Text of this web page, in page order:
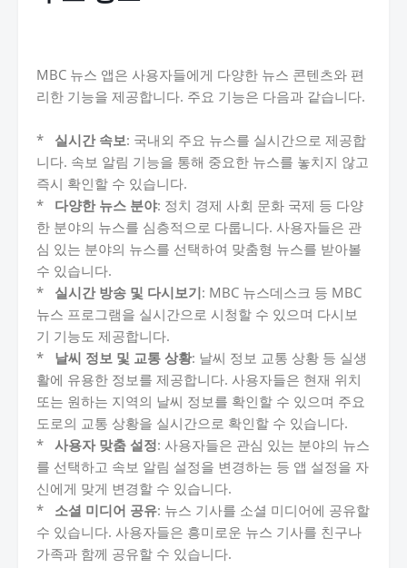
MBC 뉴스 앱은 사용자들에게 다양한 뉴스 콘텐츠와 편
리한 기능을 제공합니다. 주요 기능은 다음과 같습니다.
* 실시간 속보: 국내외 주요 뉴스를 실시간으로 제공합
니다. 속보 알림 기능을 통해 중요한 뉴스를 놓치지 않고
즉시 확인할 수 있습니다.
* 다양한 뉴스 분야: 정치 경제 사회 문화 국제 등 다양
한 분야의 뉴스를 심층적으로 다룹니다. 사용자들은 관
심 있는 분야의 뉴스를 선택하여 맞춤형 뉴스를 받아볼
수 있습니다.
* 실시간 방송 및 다시보기: MBC 뉴스데스크 등 MBC
뉴스 프로그램을 실시간으로 시청할 수 있으며 다시보
기 기능도 제공합니다.
* 날씨 정보 및 교통 상황: 날씨 정보 교통 상황 등 실생
활에 유용한 정보를 제공합니다. 사용자들은 현재 위치
또는 원하는 지역의 날씨 정보를 확인할 수 있으며 주요
도로의 교통 상황을 실시간으로 확인할 수 있습니다.
* 사용자 맞춤 설정: 사용자들은 관심 있는 분야의 뉴스
를 선택하고 속보 알림 설정을 변경하는 등 앱 설정을 자
신에게 맞게 변경할 수 있습니다.
* 소셜 미디어 공유: 뉴스 기사를 소셜 미디어에 공유할
수 있습니다. 사용자들은 흥미로운 뉴스 기사를 친구나
가족과 함께 공유할 수 있습니다.